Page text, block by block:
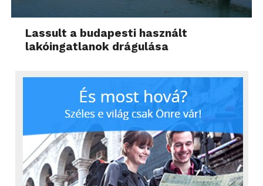
Lassult a budapesti használt
lakóingatlanok drágulása